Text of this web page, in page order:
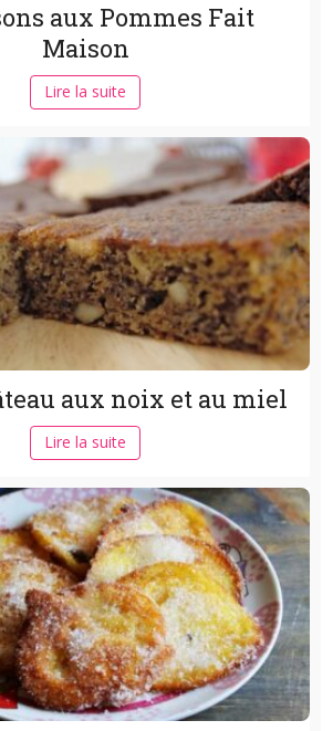
aux Pommes Fait
Maison
Lire la suite
aux noix et au miel
Lire la suite